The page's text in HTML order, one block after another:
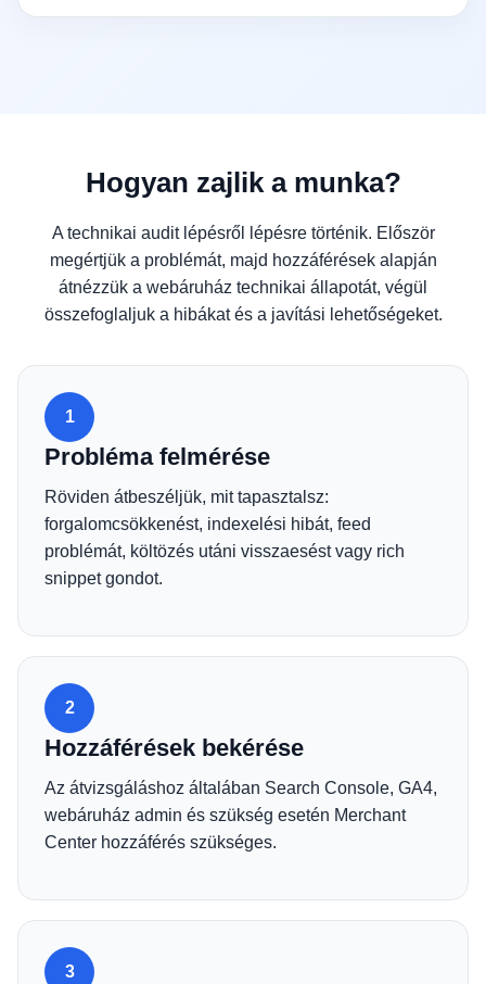
Hogyan zajlik a munka?
A technikai audit lépésről lépésre történik. Először
megértjük a problémát, majd hozzáférések alapján
átnézzük a webáruház technikai állapotát, végül
összefoglaljuk a hibákat és a javítási lehetőségeket.
1
Probléma felmérése
Röviden átbeszéljük, mit tapasztalsz:
forgalomcsökkenést, indexelési hibát, feed
problémát, költözés utáni visszaesést vagy rich
snippet gondot.
2
Hozzáférések bekérése
Az átvizsgáláshoz általában Search Console, GA4,
webáruház admin és szükség esetén Merchant
Center hozzáférés szükséges.
3